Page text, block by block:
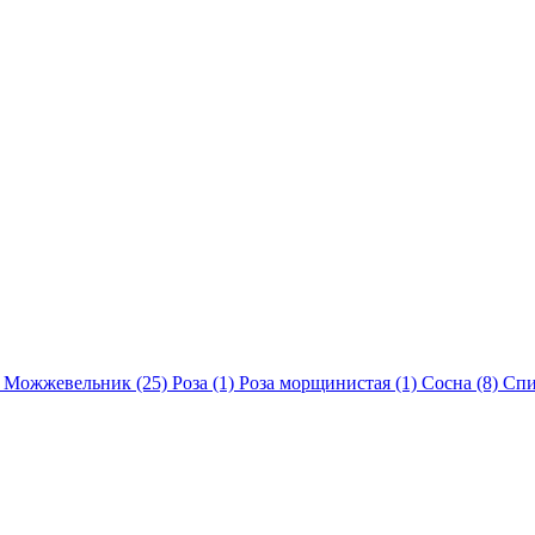
Можжевельник (25) Роза (1) Роза морщинистая (1) Сосна (8)